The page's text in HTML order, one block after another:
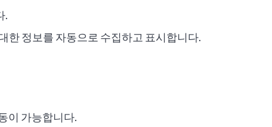
.
한 정보를 자동으로 수집하고 표시합니다.
이 가능합니다.